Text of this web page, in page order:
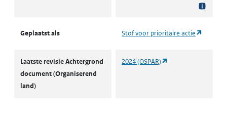
Geplaatst als Stof voor prioritaire actie
Laatste revisie Achtergrond
document (Organiserend
land)
2024 (OSPAR)